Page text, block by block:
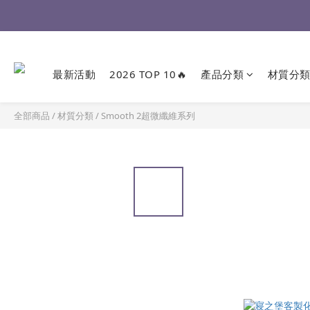
最新活動 2026 TOP 10🔥 產品分類 材質分類
全部商品 /材質分類/ Smooth 2超微纖維系列